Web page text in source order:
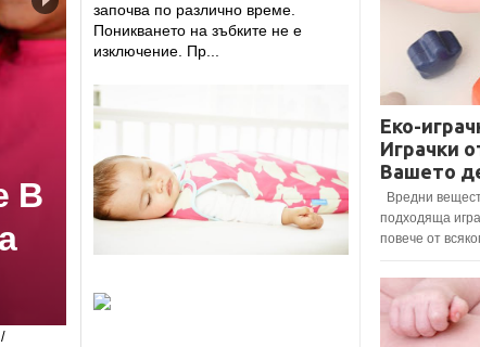
започва по различно време.
Поникването на зъбките не е
изключение. Пр...
/
Еко-
Играчки
Вашето
Вредни
подходяща
повече от